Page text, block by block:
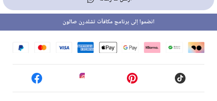
انضموا إلى برنامج مكافآت تشلدرن صالون